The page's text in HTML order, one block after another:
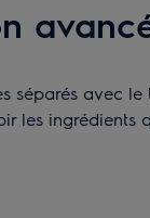
séparés avec
les ingrédients